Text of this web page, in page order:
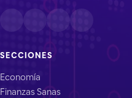
SECCIONES
Economía
Finanzas Sanas